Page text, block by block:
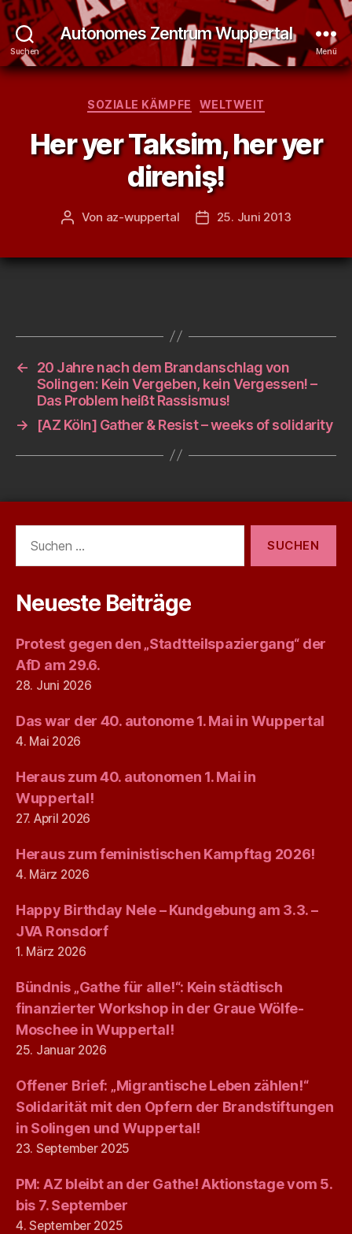
Suchen
Autonomes Zentrum Wuppertal
Menü
Kategorien
SOZIALE KÄMPFE WELTWEIT
Her yer Taksim, her yer
direniş!
Beitragsautor
Von az-wuppertal Veröffentlichungsdatum
25. Juni 2013
←
20 Jahre nach dem Brandanschlag von
Solingen: Kein Vergeben, kein Vergessen! –
Das Problem heißt Rassismus!
→
[AZ Köln] Gather & Resist – weeks of solidarity
nach:
Neueste Beiträge
Protest gegen den „Stadtteilspaziergang“ der
AfD am 29.6.
28. Juni 2026
Das war der 40. autonome 1. Mai in Wuppertal
4. Mai 2026
Heraus zum 40. autonomen 1. Mai in
Wuppertal!
27. April 2026
Heraus zum feministischen Kampftag 2026!
4. März 2026
Happy Birthday Nele – Kundgebung am 3.3. –
JVA Ronsdorf
1. März 2026
Bündnis „Gathe für alle!“: Kein städtisch
finanzierter Workshop in der Graue Wölfe-
Moschee in Wuppertal!
25. Januar 2026
Offener Brief: „Migrantische Leben zählen!“
Solidarität mit den Opfern der Brandstiftungen
in Solingen und Wuppertal!
23. September 2025
PM: AZ bleibt an der Gathe! Aktionstage vom 5.
bis 7. September
4. September 2025